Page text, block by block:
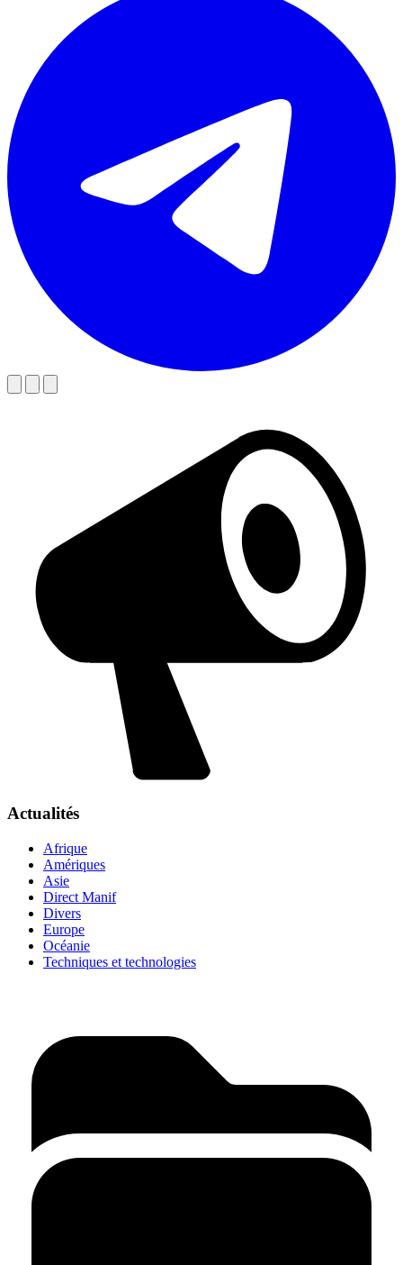
Actualités
Afrique
Amériques
Asie
Direct Manif
Divers
Europe
Océanie
Techniques et technologies